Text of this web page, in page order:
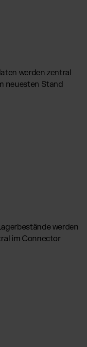
werden zentral
neuesten Stand
werden
im Connector